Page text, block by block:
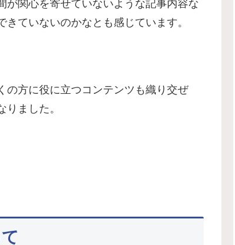
が関心を寄せていないような記事内容な
ていないのかなとも感じています。
の方に役に立つコンテンツも織り交ぜ
ました。